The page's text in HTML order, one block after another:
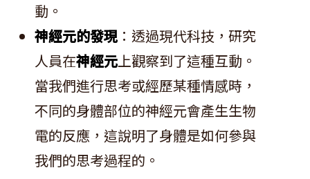
動。
神經元的發現 ：透過現代科技，研究
人員在神經元 上觀察到了這種互動。
當我們進行思考或經歷某種情感時，
不同的身體部位的神經元會產生生物
電的反應，這說明了身體是如何參與
我們的思考過程的。